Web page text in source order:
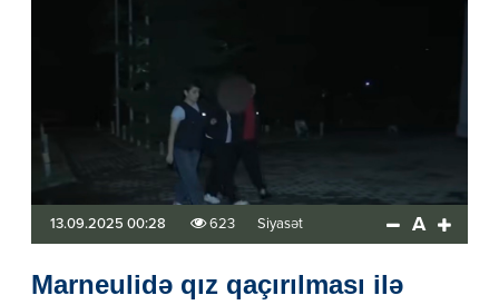
13.09.2025 00:28 623 Siyasət A
Marneulidə qız qaçırılması ilə